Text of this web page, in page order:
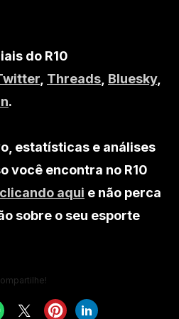
do R10
Threads Bluesky,
.
estatísticas e análises
você encontra no R10
clicando aqui e não perca
sobre o seu esporte